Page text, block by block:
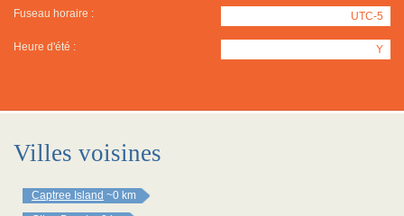
Fuseau horaire : UTC-5
Heure d'été : Y
Villes voisines
Captree Island ~0 km